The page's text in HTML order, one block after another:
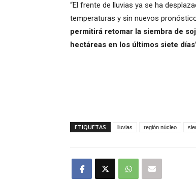
“El frente de lluvias ya se ha
temperaturas y sin nuevos
permitirá retomar la siembra de
hectáreas en los últimos siete
ETIQUETAS lluvias región núcleo